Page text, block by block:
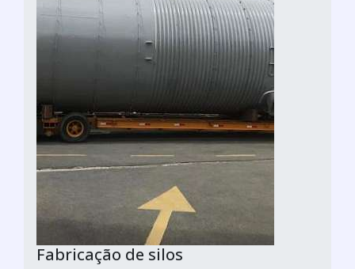
Fabricação de silos